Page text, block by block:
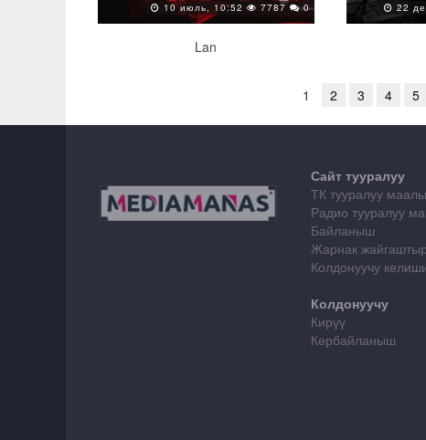
10 июль, 10:52 7787 0
Lan
22
1 2 3 4 5
Сайт тууралуу
ТК тууралуу
Радио тууралуу
Байланыш
Жарнак
Колдонуучу
Колдонуучу
Кирүү
Кербайланыш